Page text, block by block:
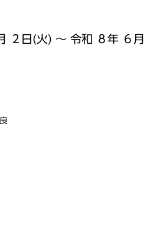
２日(火) ～ 令和 ８年 ６